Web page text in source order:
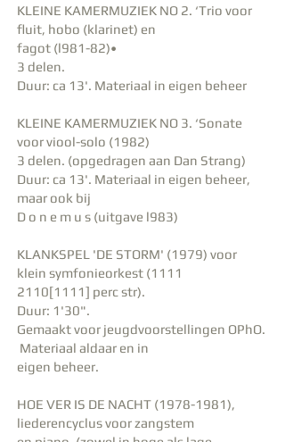
KLEINE KAMERMUZIEK NO 2. ‘Trio voor
fluit, hobo (klarinet) en
fagot (l981-82)•
3 delen.
Duur: ca 13'. Materiaal in eigen beheer
KLEINE KAMERMUZIEK NO 3. ‘Sonate
voor viool-solo (1982)
3 delen. (opgedragen aan Dan Strang)
Duur: ca 13'. Materiaal in eigen beheer,
maar ook bij
D o n e m u s (uitgave l983)
KLANKSPEL 'DE STORM' (1979) voor
klein symfonieorkest (1111
2110[1111] perc str).
Duur: 1'30".
Gemaakt voor jeugdvoorstellingen OPhO.
Materiaal aldaar en in
eigen beheer.
HOE VER IS DE NACHT (1978-1981),
liederencyclus voor zangstem